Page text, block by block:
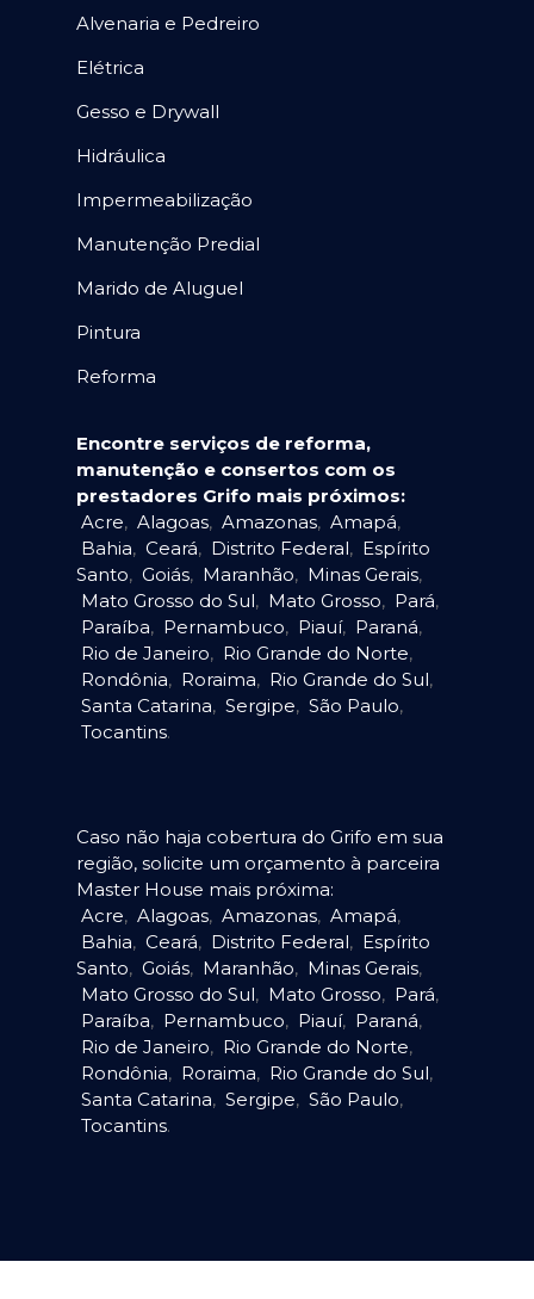
Alvenaria e Pedreiro
Elétrica
Gesso e Drywall
Hidráulica
Impermeabilização
Manutenção Predial
Marido de Aluguel
Pintura
Reforma
Encontre serviços de reforma,
manutenção e consertos com os
prestadores Grifo mais próximos:
Acre, Alagoas, Amazonas, Amapá,
Bahia, Ceará, Distrito Federal, Espírito
Santo, Goiás, Maranhão, Minas Gerais,
Mato Grosso do Sul, Mato Grosso, Pará,
Paraíba, Pernambuco, Piauí, Paraná,
Rio de Janeiro, Rio Grande do Norte,
Rondônia, Roraima, Rio Grande do Sul,
Santa Catarina, Sergipe, São Paulo,
Tocantins.
Caso não haja cobertura do Grifo em sua
região, solicite um orçamento à parceira
Master House mais próxima:
Acre, Alagoas, Amazonas, Amapá,
Bahia, Ceará, Distrito Federal, Espírito
Santo, Goiás, Maranhão, Minas Gerais,
Mato Grosso do Sul, Mato Grosso, Pará,
Paraíba, Pernambuco, Piauí, Paraná,
Rio de Janeiro, Rio Grande do Norte,
Rondônia, Roraima, Rio Grande do Sul,
Santa Catarina, Sergipe, São Paulo,
Tocantins.